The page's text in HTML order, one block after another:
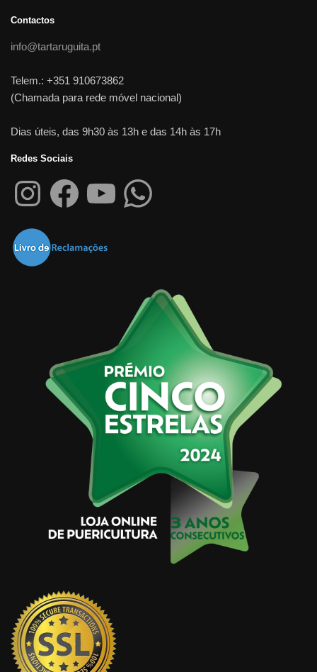
Contactos
info@tartaruguita.pt
Telem.: +351 910673862
(Chamada para rede móvel nacional)
Dias úteis, das 9h30 às 13h e das 14h às 17h
Redes Sociais